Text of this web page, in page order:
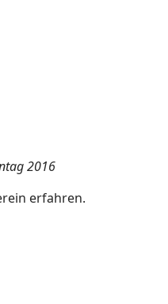
2016
erfahren.